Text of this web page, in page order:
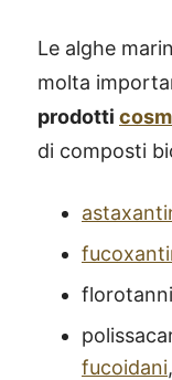
Le alghe
molta
prodotti
di composti
fucoidani